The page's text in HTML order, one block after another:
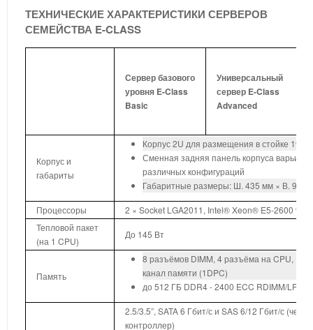
ТЕХНИЧЕСКИЕ ХАРАКТЕРИСТИКИ СЕРВЕРОВ
СЕМЕЙСТВА E-CLASS
Сервер базового
уровня E-Class
Basic
Универсальный
сервер E-Class
Advanced
Корпус и
габариты
Корпус 2U для размещения в стойке 19”
Сменная задняя панель корпуса
различных конфигураций
Габаритные размеры: Ш. 435 мм × В. 90
Процессоры
2 × Socket LGA2011, Intel® Xeon® E5-2600 v3,
Тепловой пакет
(на 1 CPU)
До 145 Вт
Память
8 разъёмов DIMM, 4 разъёма на CPU, 1
канал памяти (1DPC)
до 512 ГБ DDR4 - 2400 ECC RDIMM/
2.5/3.5”, SATA 6 Гбит/с и SAS 6/12 Гбит/с
контроллер)